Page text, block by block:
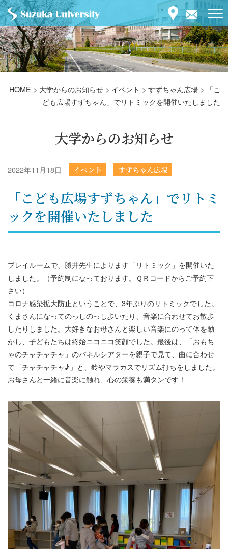
HOME > 大学からのお知らせ > イベント > すずちゃん広場 >
「こ
ども広場すずちゃん」でリトミックを開催いたしました
大学からのお知らせ
2022年11月18日 イベント すずちゃん広場
「こども広場すずちゃん」でリトミ
ックを開催いたしました
プレイルームで、勝井先生によります「リトミック」を開催いた
しました。（予約制になっております。ＱＲコードからご予約下
さい）
コロナ感染拡大防止ということで、3年ぶりのリトミックでした。
くまさんになってのっしのっし歩いたり、音楽に合わせてお散歩
したりしました。大好きなお母さんと楽しい音楽にのって体を動
かし、子どもたちは終始ニコニコ笑顔でした。最後は、「おもち
ゃのチャチャチャ」のパネルシアターを親子で見て、曲に合わせ
て「チャチャチャ♪」と、鈴やマラカスでリズム打ちをしました。
お母さんと一緒に音楽に触れ、心の栄養も満タンです！